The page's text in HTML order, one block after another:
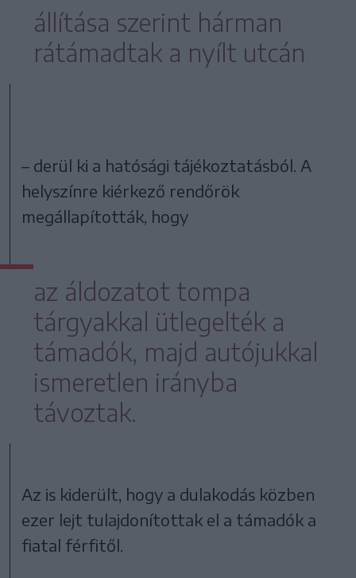
állítása szerint hárman
rátámadtak a nyílt utcán
– derül ki a hatósági tájékoztatásból. A
helyszínre kiérkező rendőrök
megállapították, hogy
az áldozatot tompa
tárgyakkal ütlegelték a
támadók, majd autójukkal
ismeretlen irányba
távoztak.
Az is kiderült, hogy a dulakodás közben
ezer lejt tulajdonítottak el a támadók a
fiatal férfitől.